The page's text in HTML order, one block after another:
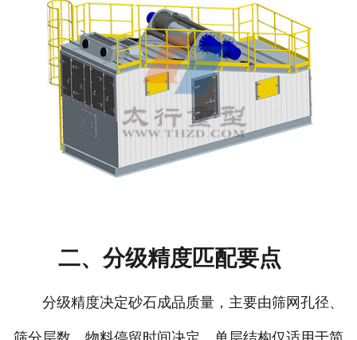
二、分级精度匹配要点
分级精度决定砂石成品质量，主要由筛网孔径、